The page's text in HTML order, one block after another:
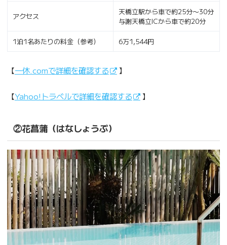
アクセス
天橋立駅から車で約25分〜30分
与謝天橋立ICから車で約20分
1泊1名あたりの料金（参考） 6万1,544円
【一休.comで詳細を確認する 】
【Yahoo!トラベルで詳細を確認する 】
②花菖蒲（はなしょうぶ）